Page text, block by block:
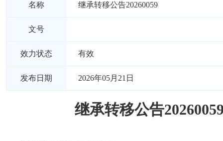
名称 继承转移公告20260059
文号
效力状态 有效
发布日期 2026年05月21日
继承转移公告